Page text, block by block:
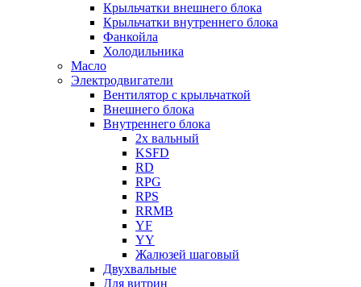
Крыльчатки внешнего блока
Крыльчатки внутреннего блока
Фанкойла
Холодильника
Масло
Электродвигатели
Вентилятор с крыльчаткой
Внешнего блока
Внутреннего блока
2х вальный
KSFD
RD
RPG
RPS
RRMB
YF
YY
Жалюзей шаговый
Двухвальные
Для витрин